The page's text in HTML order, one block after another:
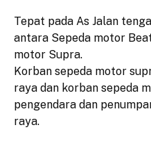
Tepat pada As Jalan
antara Sepeda motor
motor Supra.
Korban sepeda motor
raya dan korban sepeda
pengendara dan
raya.